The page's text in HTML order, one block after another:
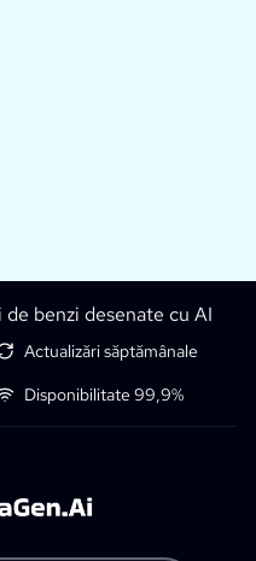
benzi desenate cu AI
Actualizări săptămânale
Disponibilitate 99,9%